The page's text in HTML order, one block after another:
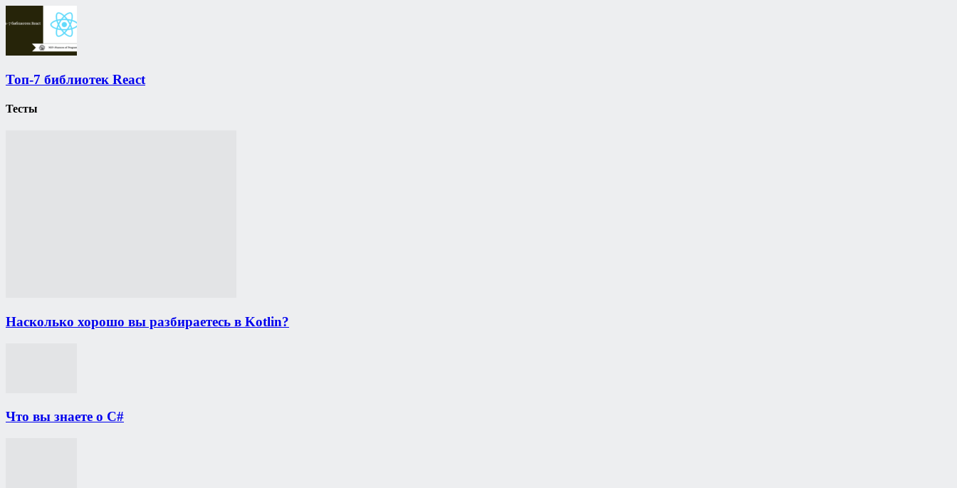
Топ-7 библиотек React
Тесты
Насколько хорошо вы разбираетесь в Kotlin?
Что вы знаете о C#